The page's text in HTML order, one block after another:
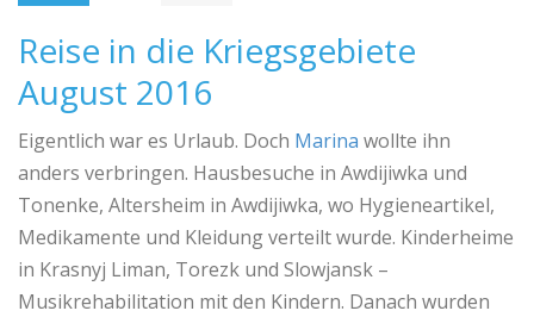
Reise in die Kriegsgebiete
August 2016
Eigentlich war es Urlaub. Doch Marina wollte ihn
anders verbringen. Hausbesuche in Awdijiwka und
Tonenke, Altersheim in Awdijiwka, wo Hygieneartikel,
Medikamente und Kleidung verteilt wurde. Kinderheime
in Krasnyj Liman, Torezk und Slowjansk –
Musikrehabilitation mit den Kindern. Danach wurden